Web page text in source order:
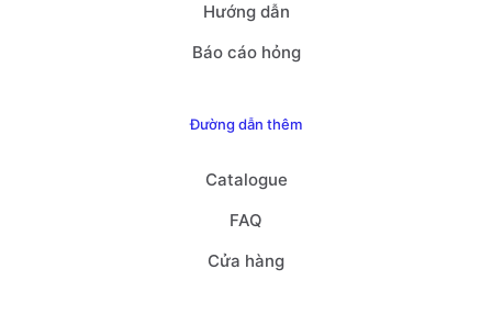
Hướng dẫn
Báo cáo hỏng
Đường dẫn thêm
Catalogue
FAQ
Cửa hàng